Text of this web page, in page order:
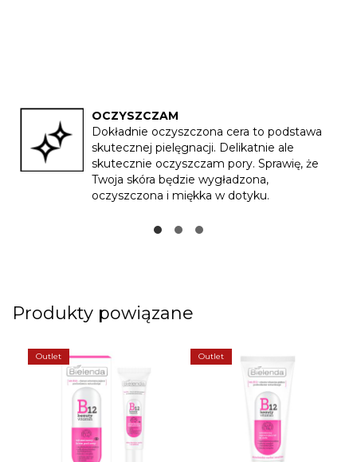
OCZYSZCZAM
Dokładnie oczyszczona cera to podstawa
skutecznej pielęgnacji. Delikatnie ale
skutecznie oczyszczam pory. Sprawię, że
Twoja skóra będzie wygładzona,
oczyszczona i miękka w dotyku.
Produkty powiązane
Outlet Outlet